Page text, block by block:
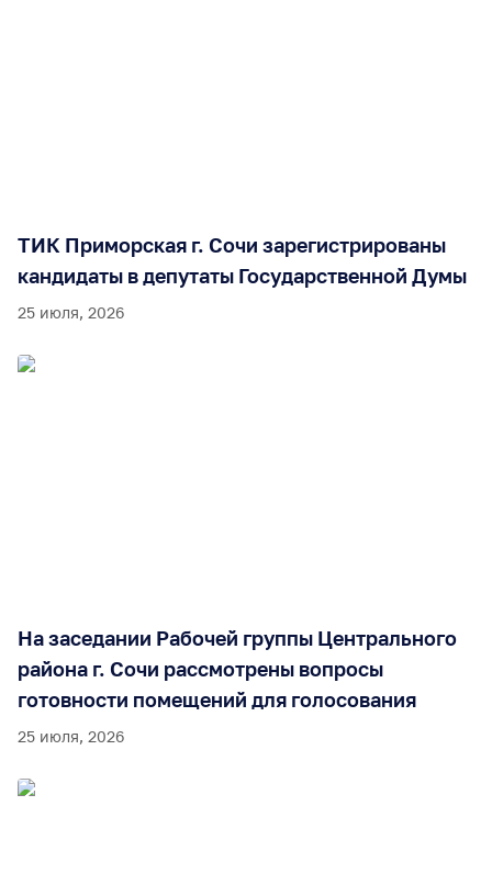
ТИК Приморская г. Сочи зарегистрированы
кандидаты в депутаты Государственной Думы
25 июля, 2026
На заседании Рабочей группы Центрального
района г. Сочи рассмотрены вопросы
готовности помещений для голосования
25 июля, 2026